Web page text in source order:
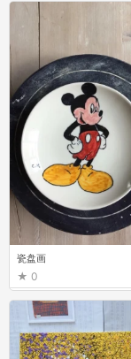
瓷盘画
0